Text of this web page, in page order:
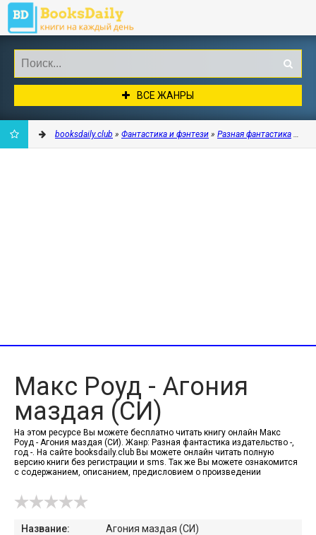
ВСЕ ЖАНРЫ
booksdaily.club » Фантастика и фэнтези » Разная фантастика »
Макс Роуд - Агония
маздая (СИ)
На этом ресурсе Вы можете бесплатно читать книгу онлайн Макс
Роуд - Агония маздая (СИ). Жанр: Разная фантастика издательство -,
год -. На сайте booksdaily.club Вы можете онлайн читать полную
версию книги без регистрации и sms. Так же Вы можете ознакомится
с содержанием, описанием, предисловием о произведении
Название: Агония маздая (СИ)